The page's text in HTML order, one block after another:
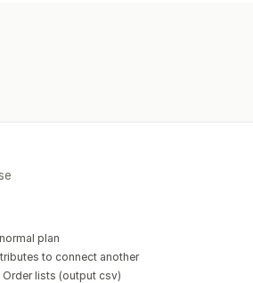
plan
to connect another
Order lists (output csv)